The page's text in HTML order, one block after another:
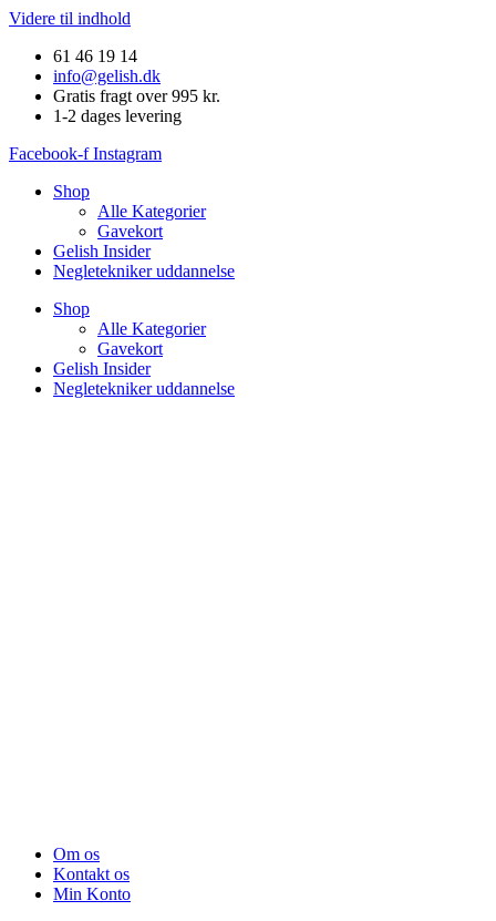
Videre til indhold
61 46 19 14
info@gelish.dk
Gratis fragt over 995 kr.
1-2 dages levering
Facebook-f Instagram
Shop
Alle Kategorier
Gavekort
Gelish Insider
Negletekniker uddannelse
Shop
Alle Kategorier
Gavekort
Gelish Insider
Negletekniker uddannelse
Om os
Kontakt os
Min Konto